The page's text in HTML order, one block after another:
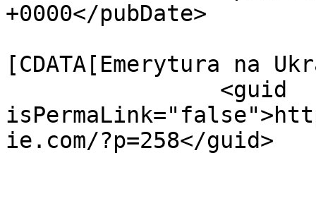
+0000</pubDate>
[CDATA[Emerytura na
ie.com/?p=258</guid>